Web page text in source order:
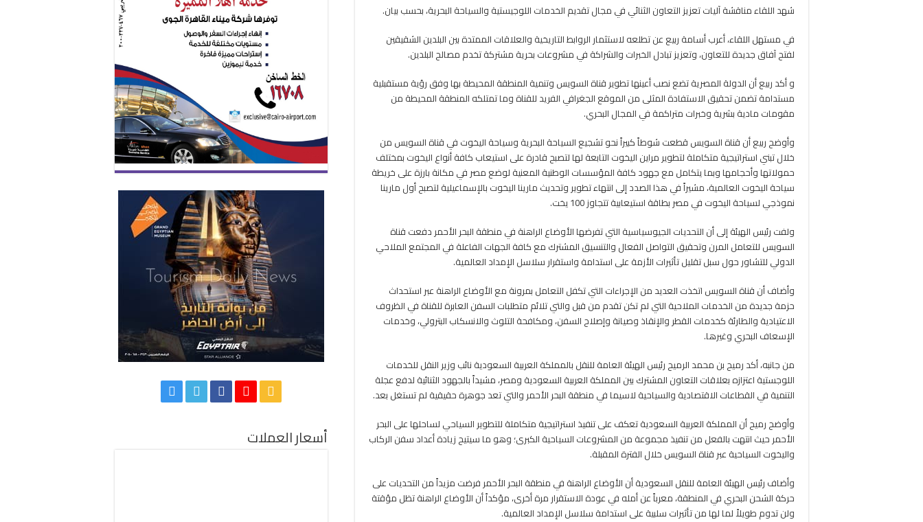
الخدمات
اللوجيستية
للسياحة
البحرية
مغلقة
شهد اللقاء مناقشة آليات تعزيز التعاون الثنائي في مجال تقديم الخدمات اللوجيستية والسياحة البحرية، بحسب بيان.
في مستهل اللقاء، أعرب أسامة ربيع عن تطلعه لاستثمار الروابط التاريخية والعلاقات الممتدة بين البلدين الشقيقين
لفتح آفاق جديدة للتعاون، وتعزيز تبادل الخبرات والشراكة في مشروعات بحرية مشتركة تخدم مصالح البلدين.
و أكد ربيع أن الدولة المصرية تضع نصب أعينها تطوير قناة السويس وتنمية المنطقة المحيطة بها وفق رؤية مستقبلية
مستدامة تضمن تحقيق الاستفادة المثلى من الموقع الجغرافي الفريد للقناة وما تمتلكه المنطقة المحيطة من
مقومات مادية بشرية وخبرات متراكمة في المجال البحري.
وأوضح ربيع أن قناة السويس قطعت شوطاً كبيراً نحو تشجيع السياحة البحرية وسياحة اليخوت في قناة السويس من
خلال تبني استراتيجية متكاملة لتطوير مراين اليخوت التابعة لها لتصبح قادرة على استيعاب كافة أنواع اليخوت بمختلف
حمولاتها وأحجامها وبما يتكامل مع جهود كافة المؤسسات الوطنية المعنية لوضع مصر في مكانة بارزة على خريطة
سياحة اليخوت العالمية، مشيراً في هذا الصدد إلى انتهاء تطوير وتحديث مارينا اليخوت بالإسماعيلية لتصبح أول مارينا
نموذجي لسياحة اليخوت في مصر بطاقة استيعابية تتجاوز 100 يخت.
ولفت رئيس الهيئة إلى أن التحديات الجيوسياسية التي تفرضها الأوضاع الراهنة في منطقة البحر الأحمر دفعت قناة
السويس للتعامل المرن وتحقيق التواصل الفعال والتنسيق المشترك مع كافة الجهات الفاعلة في المجتمع الملاحي
الدولي للتشاور حول سبل تقليل تأثيرات الأزمة على استدامة واستقرار سلاسل الإمداد العالمية.
وأضاف أن قناة السويس اتخذت العديد من الإجراءات التي تكفل التعامل بمرونة مع الأوضاع الراهنة عبر استحداث
حزمة جديدة من الخدمات الملاحية التي لم تكن تقدم من قبل والتي تلائم متطلبات السفن العابرة للقناة في الظروف
الاعتيادية والطارئة كخدمات القطر والإنقاذ وصيانة وإصلاح السفن، ومكافحة التلوث والانسكاب البترولي، وخدمات
الإسعاف البحري وغيرها.
من جانبه، أكد رميح بن محمد الرميح رئيس الهيئة العامة للنقل بالمملكة العربية السعودية نائب وزير النقل للخدمات
اللوجستية اعتزازه بعلاقات التعاون المشترك بين المملكة العربية السعودية ومصر، مشيداً بالجهود الثنائية لدفع عجلة
التنمية في القطاعات الاقتصادية والسياحية لاسيما في منطقة البحر الأحمر والتي تعد جوهرة حقيقية لم تستغل بعد.
وأوضح رميح أن المملكة العربية السعودية تعكف على تنفيذ استراتيجية متكاملة للتطوير السياحي لساحلها على البحر
الأحمر حيث انتهت بالفعل من تنفيذ مجموعة من المشروعات السياحية الكبرى؛ وهو ما سيتيح زيادة أعداد سفن الركاب
واليخوت السياحية عبر قناة السويس خلال الفترة المقبلة.
وأضاف رئيس الهيئة العامة للنقل السعودية أن الأوضاع الراهنة في منطقة البحر الأحمر فرضت مزيداً من التحديات على
حركة الشحن البحري في المنطقة، معرباً عن أمله في عودة الاستقرار مرة أخرى، مؤكداً أن الأوضاع الراهنة تظل مؤقتة
ولن تدوم طويلاً لما لها من تأثيرات سلبية على استدامة سلاسل الإمداد العالمية.
أسعار العملات